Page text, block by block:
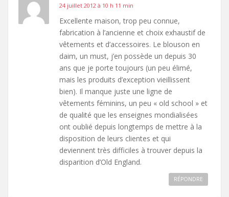
24 juillet 2012 à 10 h 11 min
Excellente maison, trop peu connue,
fabrication à l’ancienne et choix exhaustif de
vêtements et d’accessoires. Le blouson en
daim, un must, j’en possède un depuis 30
ans que je porte toujours (un peu élimé,
mais les produits d’exception vieillissent
bien). Il manque juste une ligne de
vêtements féminins, un peu « old school » et
de qualité que les enseignes mondialisées
ont oublié depuis longtemps de mettre à la
disposition de leurs clientes et qui
deviennent très difficiles à trouver depuis la
disparition d’Old England.
RÉPONDRE